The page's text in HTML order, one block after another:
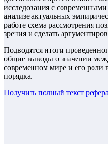
исследования с
анализе актуальных
работе схема рассмотрения
зрения и сделать
Подводятся итоги
общие выводы о значении
современном мире и его роли
порядка.
Получить полный текст